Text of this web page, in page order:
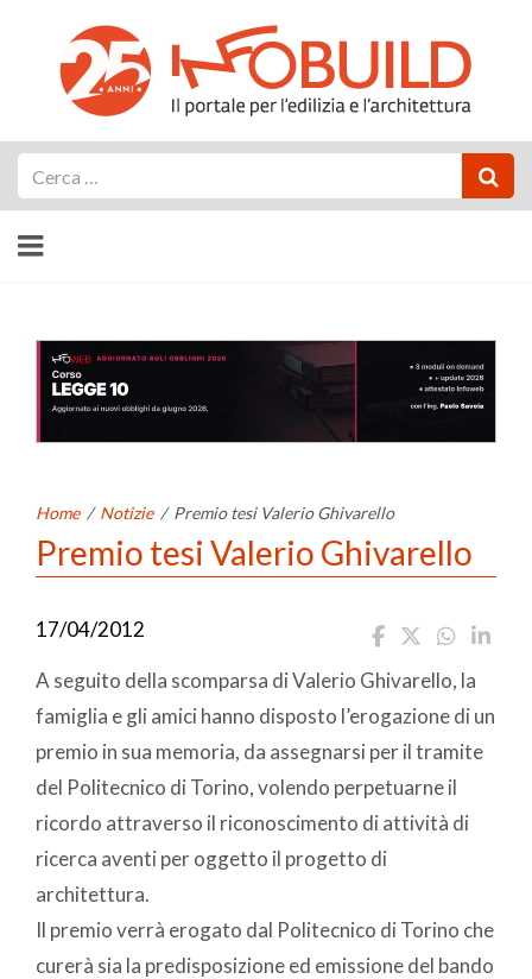
Home / Notizie / Premio tesi Valerio Ghivarello
Premio tesi Valerio Ghivarello
17/04/2012
A seguito della scomparsa di Valerio Ghivarello, la
famiglia e gli amici hanno disposto l’erogazione di un
premio in sua memoria, da assegnarsi per il tramite
del Politecnico di Torino, volendo perpetuarne il
ricordo attraverso il riconoscimento di attività di
ricerca aventi per oggetto il progetto di
architettura.
Il premio verrà erogato dal Politecnico di Torino che
curerà sia la predisposizione ed emissione del bando